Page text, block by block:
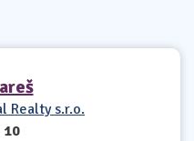
Realty s.r.o.
10